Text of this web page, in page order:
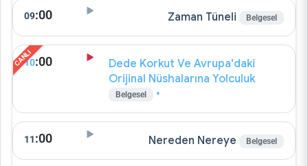
09:00 Zaman Tüneli Belgesel
10:00
Dede Korkut Ve Avrupa'daki
Orijinal Nüshalarına Yolculuk
Belgesel •
11:00 Nereden Nereye Belgesel